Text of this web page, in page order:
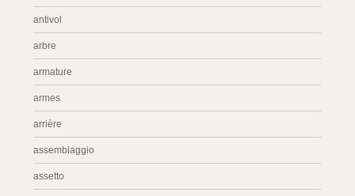
antivol
arbre
armature
armes
arrière
assemblaggio
assetto